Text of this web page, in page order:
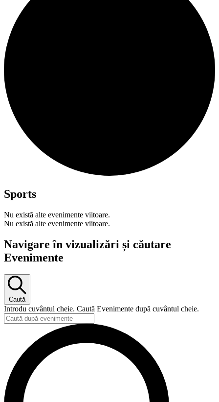
Sports
Nu există alte evenimente viitoare.
Nu există alte evenimente viitoare.
Navigare în vizualizări și căutare
Evenimente
Caută
Introdu cuvântul cheie. Caută Evenimente după cuvântul cheie.